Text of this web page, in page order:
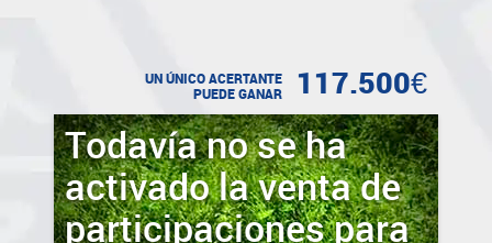
UN ÚNICO ACERTANTE
PUEDE GANAR
117.500€
Todavía no se ha
activado la venta de
participaciones para